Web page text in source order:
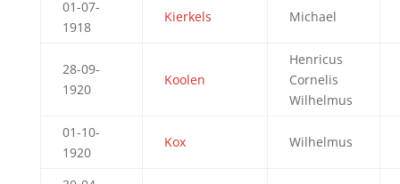
01-07-
1918
Kierkels Michael
28-09-
1920
Koolen
Henricus
Cornelis
Wilhelmus
01-10-
1920
Kox Wilhelmus